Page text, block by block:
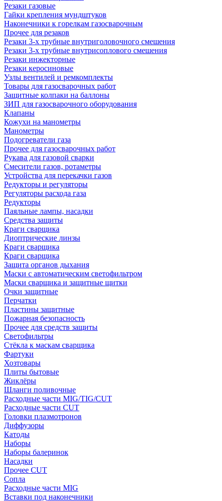
Резаки газовые
Гайки крепления мундштуков
Наконечники к горелкам газосварочным
Прочее для резаков
Резаки 3-х трубные внутриголовочного смешения
Резаки 3-х трубные внутрисоплового смешения
Резаки инжекторные
Резаки керосиновые
Узлы вентилей и ремкомплекты
Товары для газосварочных работ
Защитные колпаки на баллоны
ЗИП для газосварочного оборудования
Клапаны
Кожухи на манометры
Манометры
Подогреватели газа
Прочее для газосварочных работ
Рукава для газовой сварки
Смесители газов, ротаметры
Устройства для перекачки газов
Редукторы и регуляторы
Регуляторы расхода газа
Редукторы
Паяльные лампы, насадки
Средства защиты
Краги сварщика
Диоптрические линзы
Краги сварщика
Краги сварщика
Защита органов дыхания
Маски с автоматическим светофильтром
Маски сварщика и защитные щитки
Очки защитные
Перчатки
Пластины защитные
Пожарная безопасность
Прочее для средств защиты
Светофильтры
Стёкла к маскам сварщика
Фартуки
Хозтовары
Плиты бытовые
Жиклёры
Шланги поливочные
Расходные части MIG/TIG/CUT
Расходные части CUT
Головки плазмотронов
Диффузоры
Катоды
Наборы
Наборы балеринок
Насадки
Прочее CUT
Сопла
Расходные части MIG
Вставки под наконечники